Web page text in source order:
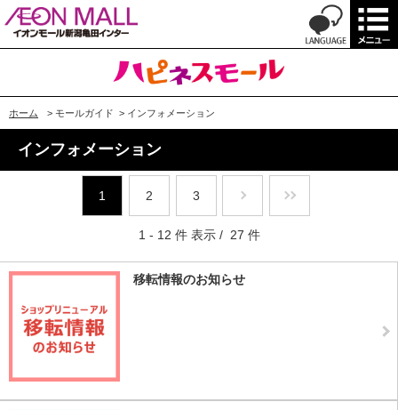
ホーム > モールガイド > インフォメーション
インフォメーション
1 2 3
1 - 12 件 表示 / 27 件
移転情報のお知らせ